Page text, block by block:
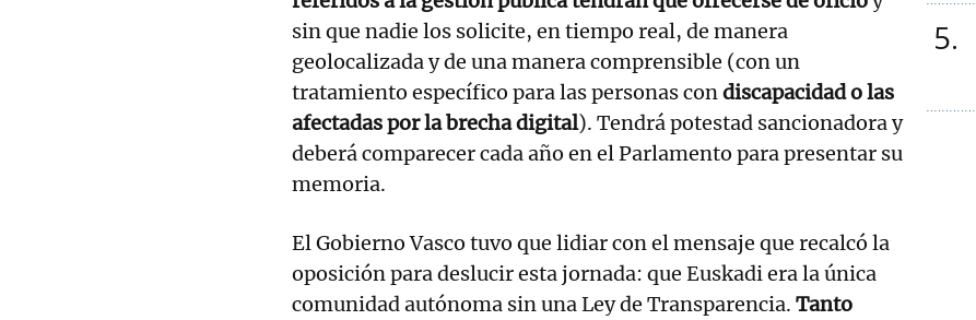
sin que nadie los solicite, en tiempo real, de manera
geolocalizada y de una manera comprensible (con un
tratamiento específico para las personas condiscapacidad o las
afectadas por la brecha digital). Tendrá potestad sancionadora y
deberá comparecer cada año en el Parlamento para presentar su
memoria.
El Gobierno Vasco tuvo que lidiar con el mensaje que recalcó la
oposición para deslucir esta jornada: que Euskadi era la única
comunidad autónoma sin una Ley de Transparencia. Tanto
5